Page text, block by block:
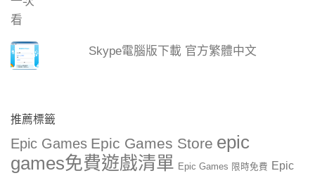
Skype電腦版下載 官方繁體中文
推薦標籤
Epic Games Epic Games Store epic
games免費遊戲清單 Epic Games 限時免費 Epic